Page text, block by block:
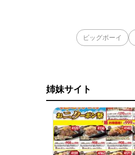
ビッグボーイ
姉妹サイト